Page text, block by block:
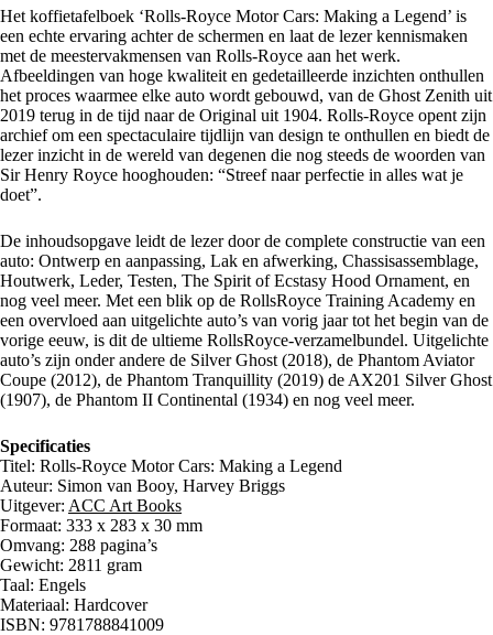
Het koffietafelboek ‘Rolls-Royce Motor Cars: Making a Legend’ is
een echte ervaring achter de schermen en laat de lezer kennismaken
met de meestervakmensen van Rolls-Royce aan het werk.
Afbeeldingen van hoge kwaliteit en gedetailleerde inzichten onthullen
het proces waarmee elke auto wordt gebouwd, van de Ghost Zenith uit
2019 terug in de tijd naar de Original uit 1904. Rolls-Royce opent zijn
archief om een spectaculaire tijdlijn van design te onthullen en biedt de
lezer inzicht in de wereld van degenen die nog steeds de woorden van
Sir Henry Royce hooghouden: “Streef naar perfectie in alles wat je
doet”.
De inhoudsopgave leidt de lezer door de complete constructie van een
auto: Ontwerp en aanpassing, Lak en afwerking, Chassisassemblage,
Houtwerk, Leder, Testen, The Spirit of Ecstasy Hood Ornament, en
nog veel meer. Met een blik op de RollsRoyce Training Academy en
een overvloed aan uitgelichte auto’s van vorig jaar tot het begin van de
vorige eeuw, is dit de ultieme RollsRoyce-verzamelbundel. Uitgelichte
auto’s zijn onder andere de Silver Ghost (2018), de Phantom Aviator
Coupe (2012), de Phantom Tranquillity (2019) de AX201 Silver Ghost
(1907), de Phantom II Continental (1934) en nog veel meer.
Specificaties
Titel: Rolls-Royce Motor Cars: Making a Legend
Auteur: Simon van Booy, Harvey Briggs
Uitgever: ACC Art Books
Formaat: 333 x 283 x 30 mm
Omvang: 288 pagina’s
Gewicht: 2811 gram
Taal: Engels
Materiaal: Hardcover
ISBN: 9781788841009